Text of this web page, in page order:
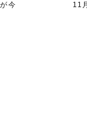
今 11